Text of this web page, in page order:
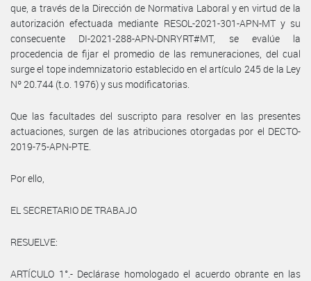
que, a través de la Dirección de Normativa Laboral y en virtud de la
autorización efectuada mediante RESOL-2021-301-APN-MT y su
consecuente DI-2021-288-APN-DNRYRT#MT, se evalúe la
procedencia de fijar el promedio de las remuneraciones, del cual
surge el tope indemnizatorio establecido en el artículo 245 de la Ley
Nº 20.744 (t.o. 1976) y sus modificatorias.
Que las facultades del suscripto para resolver en las presentes
actuaciones, surgen de las atribuciones otorgadas por el DECTO-
2019-75-APN-PTE.
Por ello,
EL SECRETARIO DE TRABAJO
RESUELVE:
ARTÍCULO 1°.- Declárase homologado el acuerdo obrante en las